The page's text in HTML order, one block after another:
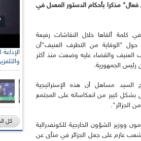
مذكرا بأحكام الدستور المعدل في
ألقاها خلال النقاشات رفيعة
حول "الوقاية من التطرف العنيف"أن
العنيف والقضاء عليه وضعت منذ أكثر
الجمهورية.
مساهل أن هذه الإستراتيجية
كبير من انعكاساته على المجتمع
الجزائر".
ووزير الشؤون الخارجية للكونفدرالية
عازم على جعل الجزائر في منأى عن
كل